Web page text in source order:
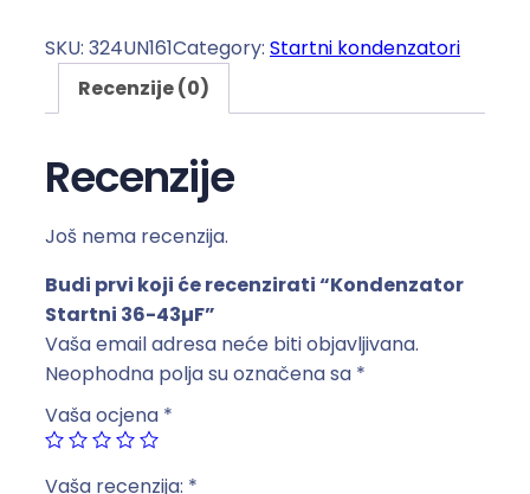
n
z
a
o
r
S
t
a
t
n
i
SKU: 324UN161Category: Startni kondenzatori
Recenzije (0)
Recenzije
Još nema recenzija.
Budi prvi koji će recenzirati “Kondenzator
Startni 36-43µF”
Vaša email adresa neće biti objavljivana.
Neophodna polja su označena sa *
Vaša ocjena *
Vaša recenzija: *